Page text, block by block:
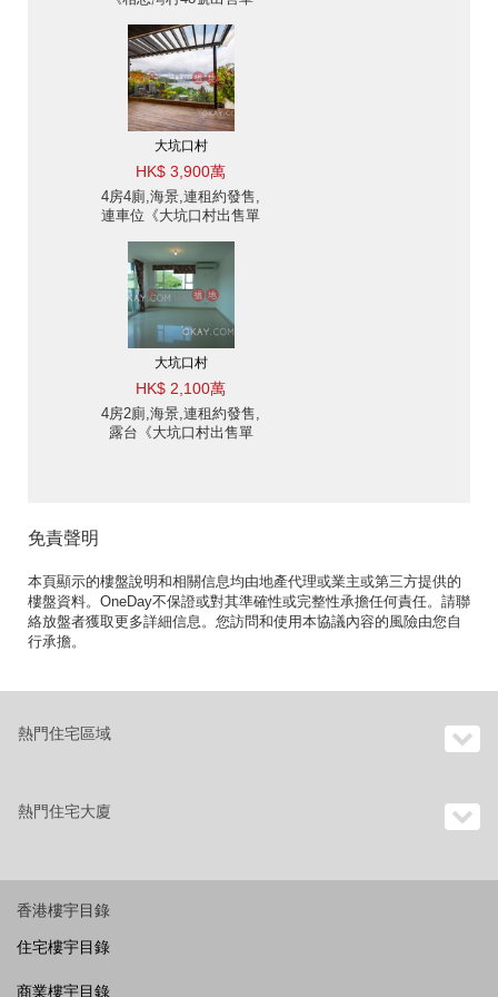
大坑口村
HK$ 3,900萬
4房4廁,海景,連租約發售,
連車位《大坑口村出售單
大坑口村
HK$ 2,100萬
4房2廁,海景,連租約發售,
露台《大坑口村出售單
免責聲明
本頁顯示的樓盤說明和相關信息均由地產代理或業主或第三方提供的
樓盤資料。OneDay不保證或對其準確性或完整性承擔任何責任。請聯
絡放盤者獲取更多詳細信息。您訪問和使用本協議內容的風險由您自
行承擔。
熱門住宅區域
熱門住宅大廈
香港樓宇目錄
住宅樓宇目錄
商業樓宇目錄